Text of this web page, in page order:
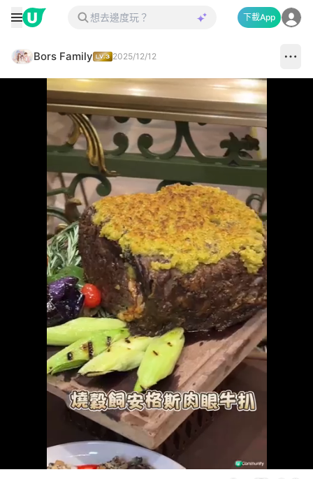
下載App
Bors Family 2025/12/12
Loaded :
72.00%